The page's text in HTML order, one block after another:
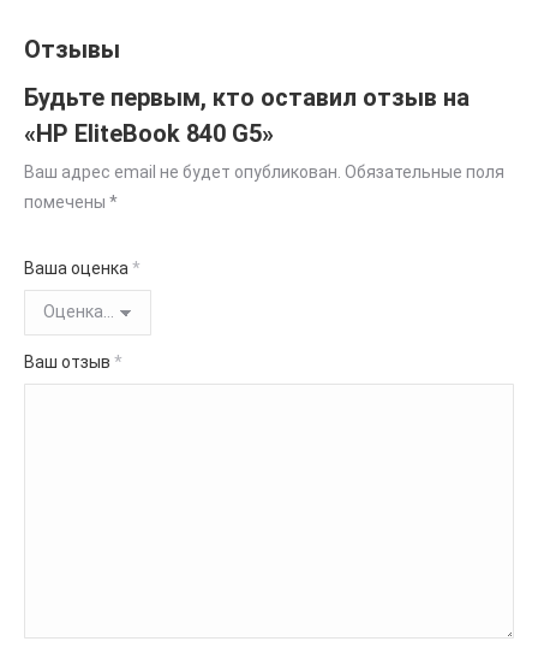
Отзывы
Будьте первым, кто оставил отзыв на
«HP EliteBook 840 G5»
Ваш адрес email не будет опубликован. Обязательные поля
помечены *
Ваша оценка *
Ваш отзыв *